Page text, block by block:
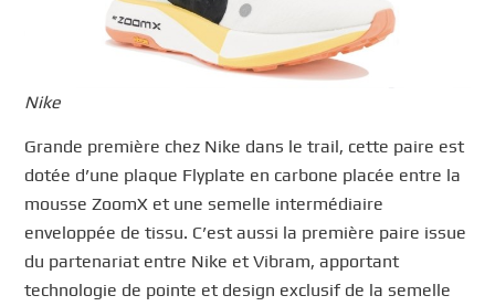
Nike
Grande première chez Nike dans le trail, cette paire est
dotée d’une plaque Flyplate en carbone placée entre la
mousse ZoomX et une semelle intermédiaire
enveloppée de tissu. C’est aussi la première paire issue
du partenariat entre Nike et Vibram, apportant
technologie de pointe et design exclusif de la semelle